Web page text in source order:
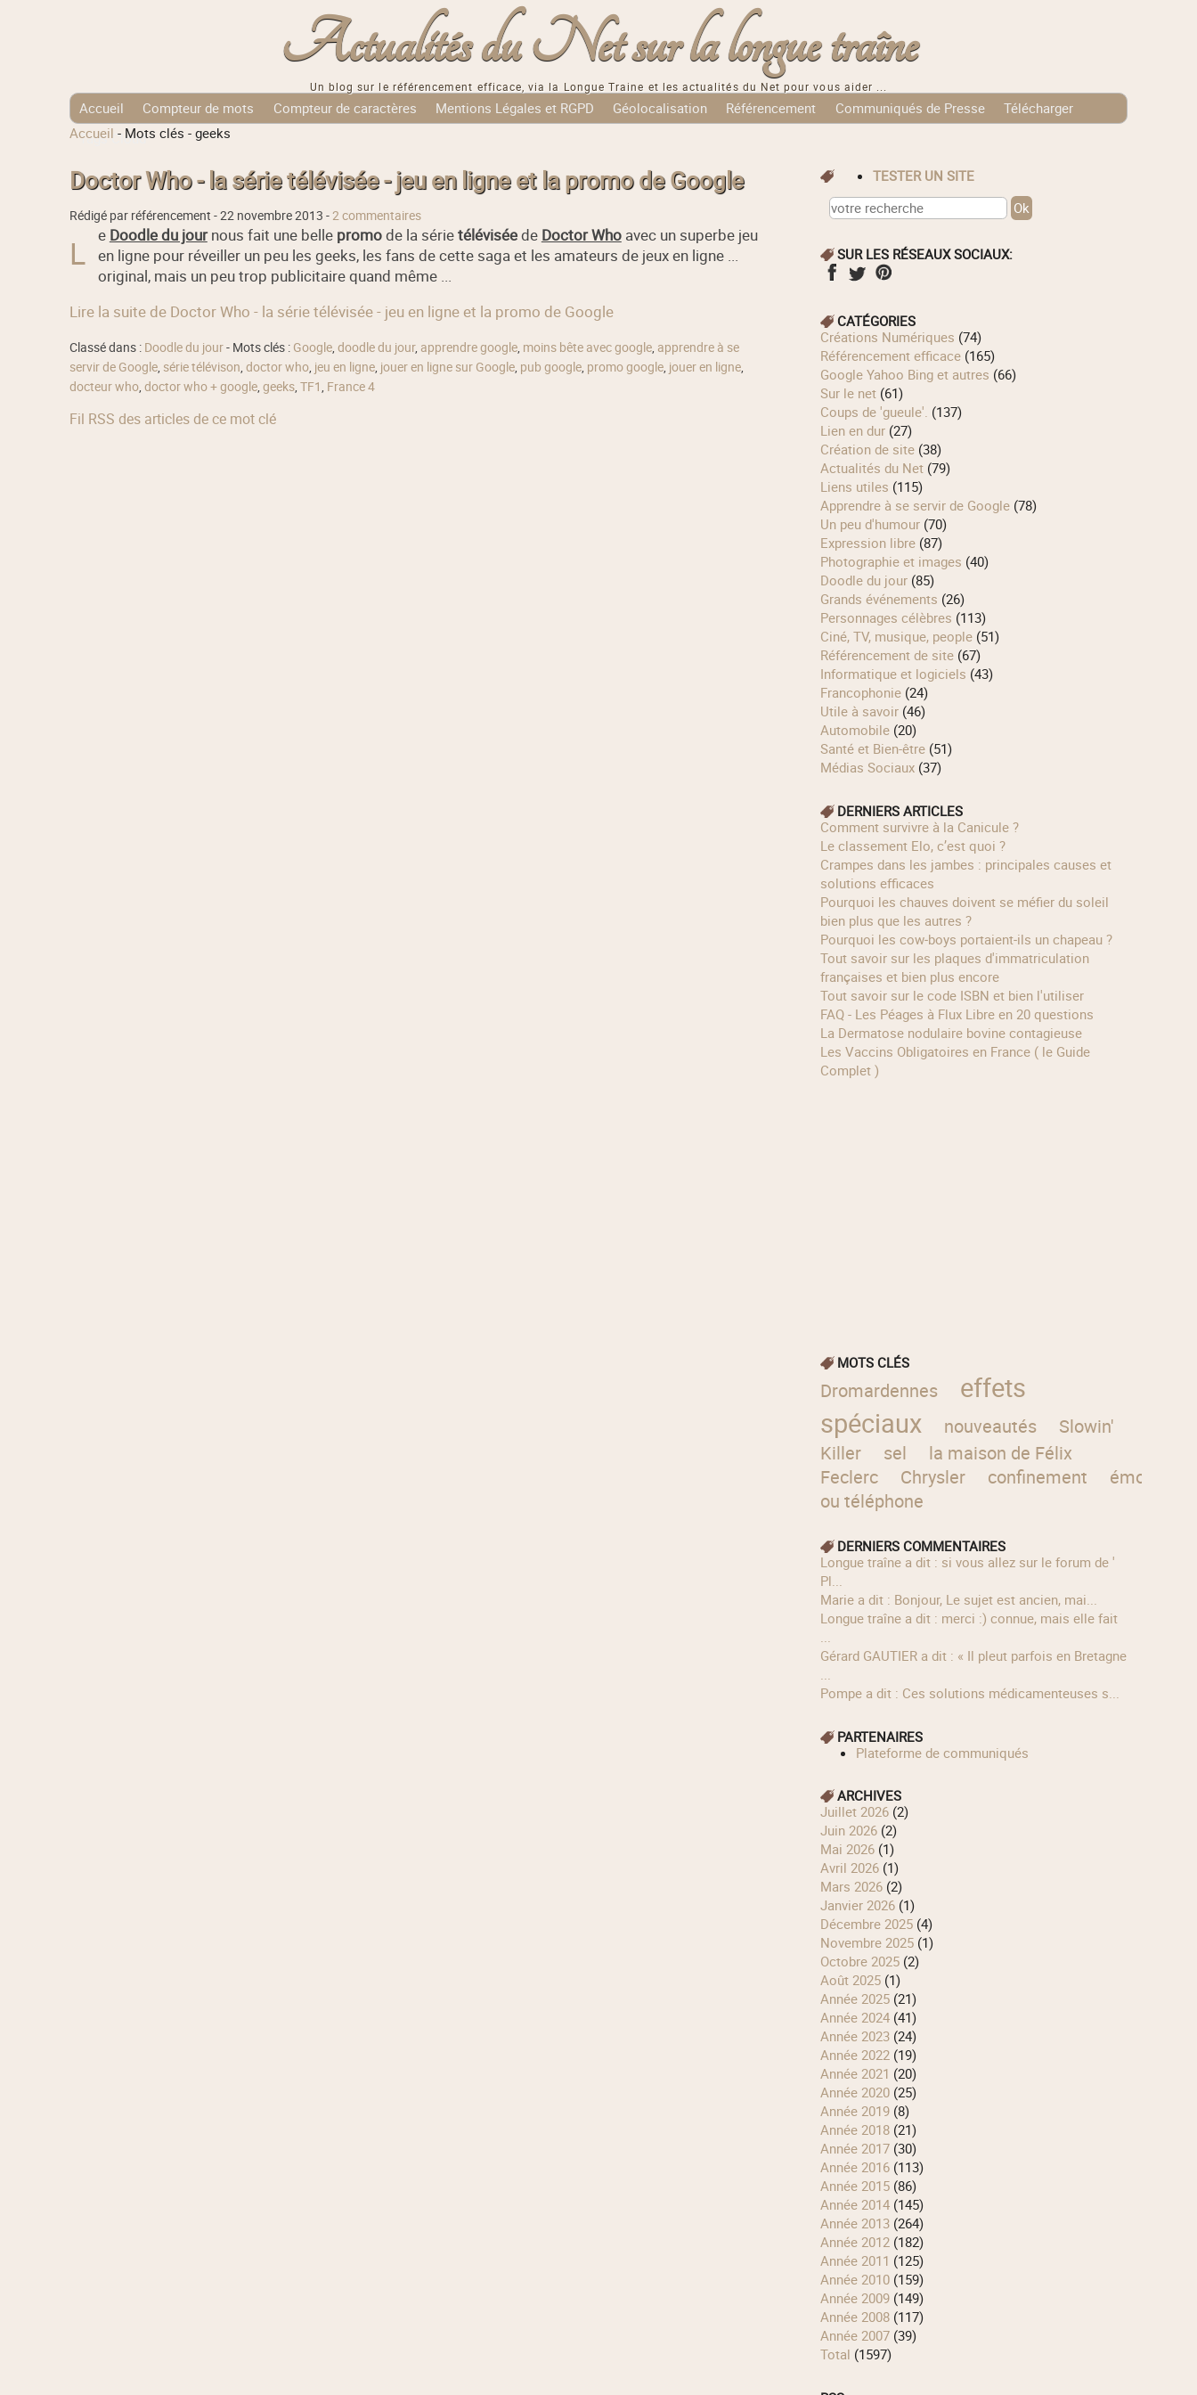
Actualités du Net sur la longue traîne
Un blog sur le référencement efficace, via la Longue Traine et les actualités du Net pour vous aider ...
Accueil Compteur de mots Compteur de caractères Mentions Légales et RGPD Géolocalisation Référencement Communiqués de Presse
Télécharger
Tags Cloud
Accueil - Mots clés - geeks
Doctor Who - la série télévisée - jeu en ligne et la promo de Google
Rédigé par référencement -22 novembre 2013 -2 commentaires
L e Doodle du journous fait une belle promode la sérietéléviséede Doctor Whoavec un superbe jeu
en ligne pour réveiller un peu les geeks, les fans de cette saga et les amateurs de jeux en ligne ...
original, mais un peu trop publicitaire quand même ...
Lire la suite de Doctor Who - la série télévisée - jeu en ligne et la promo de Google
Classé dans : Doodle du jour- Mots clés : Google, doodle du jour, apprendre google, moins bête avec google, apprendre à se
servir de Google, série télévison, doctor who, jeu en ligne, jouer en ligne sur Google, pub google, promo google, jouer en ligne,
docteur who, doctor who + google, geeks, TF1 , France 4
Fil RSS des articles de ce mot clé
TESTER UN SITE
SUR LES RÉSEAUX SOCIAUX:
CATÉGORIES
Créations Numériques (74)
Référencement efficace(165)
Google Yahoo Bing et autres (66)
Sur le net(61)
Coups de 'gueule'. (137)
Lien en dur(27)
Création de site(38)
Actualités du Net(79)
Liens utiles (115)
Apprendre à se servir de Google(78)
Un peu d'humour(70)
Expression libre(87)
Photographie et images (40)
Doodle du jour(85)
Grands événements (26)
Personnages célèbres (113)
Ciné, TV, musique, people(51)
Référencement de site(67)
Informatique et logiciels (43)
Francophonie(24)
Utile à savoir(46)
Automobile(20)
Santé et Bien-être(51)
Médias Sociaux(37)
DERNIERS ARTICLES
Comment survivre à la Canicule ?
Le classement Elo, c’est quoi ?
Crampes dans les jambes : principales causes et
solutions efficaces
Pourquoi les chauves doivent se méfier du soleil
bien plus que les autres ?
Pourquoi les cow‑boys portaient‑ils un chapeau ?
Tout savoir sur les plaques d'immatriculation
françaises et bien plus encore
Tout savoir sur le code ISBN et bien l'utiliser
FAQ - Les Péages à Flux Libre en 20 questions
La Dermatose nodulaire bovine contagieuse
Les Vaccins Obligatoires en France ( le Guide
Complet )
MOTS CLÉS
Dromardennes
effets
spéciaux
nouveautés
Slowin'
Killer
sel
la maison de Félix
Feclerc
Chrysler confinement
ou téléphone
DERNIERS COMMENTAIRES
longue traîne a dit : si vous allez sur le forum de '
Pl...
Marie a dit : Bonjour, Le sujet est ancien, mai...
longue traîne a dit : merci :) connue, mais elle fait
...
Gérard GAUTIER a dit : « Il pleut parfois en Bretagne
...
Pompe a dit : Ces solutions médicamenteuses s...
PARTENAIRES
Plateforme de communiqués
ARCHIVES
juillet 2026(2)
juin 2026(2)
mai 2026(1)
avril 2026(1)
mars 2026(2)
janvier 2026(1)
décembre 2025(4)
novembre 2025(1)
octobre 2025(2)
août 2025(1)
année 2025(21)
année 2024(41)
année 2023(24)
année 2022(19)
année 2021 (20)
année 2020(25)
année 2019(8)
année 2018(21)
année 2017(30)
année 2016(113)
année 2015(86)
année 2014(145)
année 2013(264)
année 2012(182)
année 2011 (125)
année 2010(159)
année 2009(149)
année 2008(117)
année 2007(39)
total (1597)